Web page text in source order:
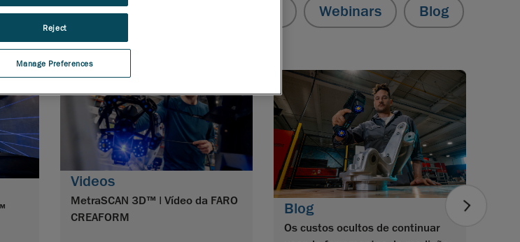
Documentação Técnica Webinars Blog
Videos
MetraSCAN 3D™ | Vídeo da FARO
CREAFORM
Blog
Os custos ocultos de continuar
Manage Preferences
Reject